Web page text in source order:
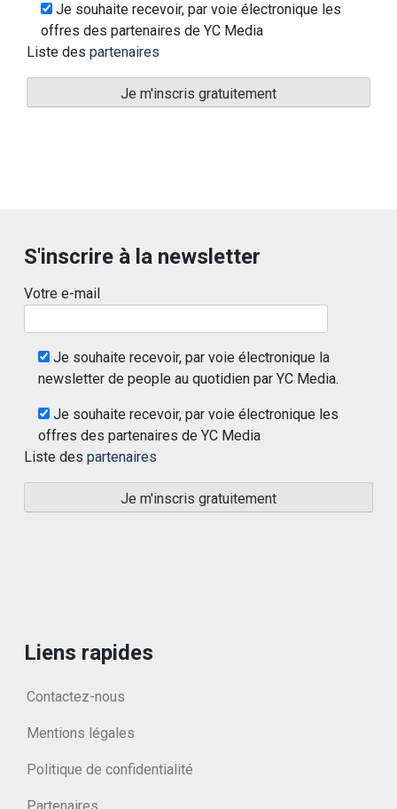
Je souhaite recevoir, par voie électronique les
offres des partenaires de YC Media
Liste des partenaires
S'inscrire à la newsletter
Votre e-mail
Je souhaite recevoir, par voie électronique la
newsletter de people au quotidien par YC Media.
Je souhaite recevoir, par voie électronique les
offres des partenaires de YC Media
Liste des partenaires
Liens rapides
Contactez-nous
Mentions légales
Politique de confidentialité